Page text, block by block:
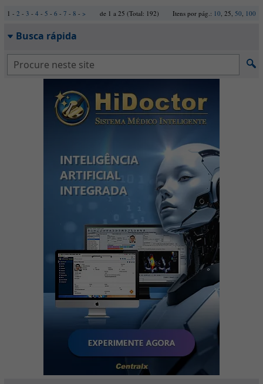
Itens por pág.: 10, 25, 50, 100
1 - 2 - 3 - 4 - 5 - 6 - 7 - 8 - > de 1 a 25 (Total: 192)
Busca rápida